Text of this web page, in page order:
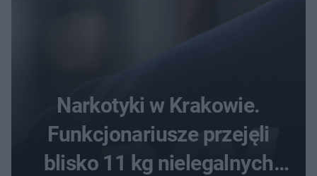
Narkotyki w Krakowie.
Funkcjonariusze przejęli
blisko 11 kg nielegalnych